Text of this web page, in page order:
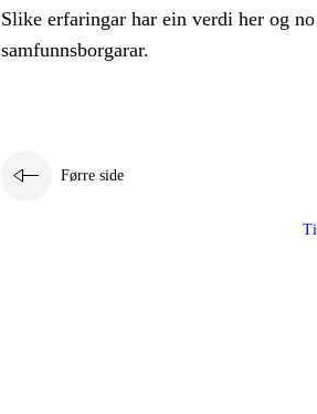
Slike erfaringar har ein verdi her og
samfunnsborgarar.
Førre side